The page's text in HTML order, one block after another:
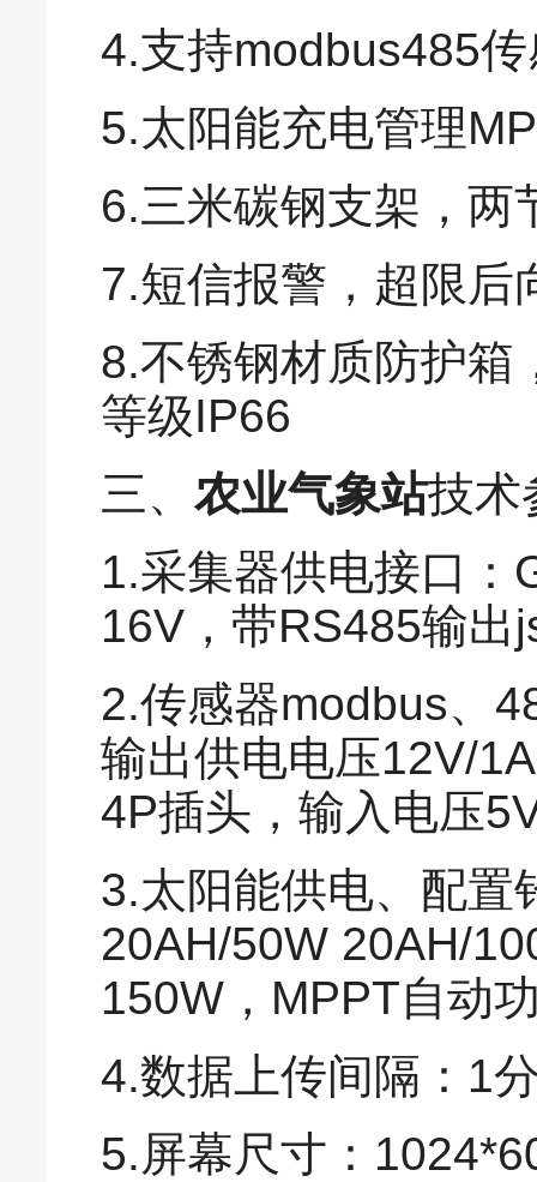
4.支持modbus485
5.太阳能充电管理
6.三米碳钢支架，两
7.短信报警，超限后
8.不锈钢材质防护箱
等级IP66
三、农业气象站技术
1.采集器供电接口：
16V，带RS485输出
2.传感器modbus、
输出供电电压12V/
4P插头，输入电压
3.太阳能供电、配置
20AH/50W 20AH/
150W，MPPT自动
4.数据上传间隔：1
5.屏幕尺寸：